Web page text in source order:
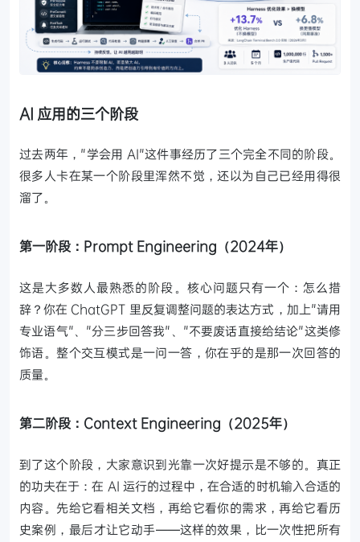
AI 应用的三个阶段
过去两年，"学会用 AI"这件事经历了三个完全不同的阶段。
很多人卡在某一个阶段里浑然不觉，还以为自己已经用得很
溜了。
第一阶段：Prompt Engineering（2024年）
这是大多数人最熟悉的阶段。核心问题只有一个：怎么措
辞？你在 ChatGPT 里反复调整问题的表达方式，加上"请用
专业语气"、"分三步回答我"、"不要废话直接给结论"这类修
饰语。整个交互模式是一问一答，你在乎的是那一次回答的
质量。
第二阶段：Context Engineering（2025年）
到了这个阶段，大家意识到光靠一次好提示是不够的。真正
的功夫在于：在 AI 运行的过程中，在合适的时机输入合适的
内容。先给它看相关文档，再给它看你的需求，再给它看历
史案例，最后才让它动手——这样的效果，比一次性把所有